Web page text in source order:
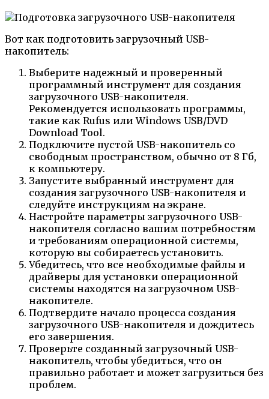
Вот как подготовить загрузочный USB-
накопитель:
Выберите надежный и проверенный
программный инструмент для создания
загрузочного USB-накопителя.
Рекомендуется использовать программы,
такие как Rufus или Windows USB/DVD
Download Tool.
Подключите пустой USB-накопитель со
свободным пространством, обычно от 8 Гб,
к компьютеру.
Запустите выбранный инструмент для
создания загрузочного USB-накопителя и
следуйте инструкциям на экране.
Настройте параметры загрузочного USB-
накопителя согласно вашим потребностям
и требованиям операционной системы,
которую вы собираетесь установить.
Убедитесь, что все необходимые файлы и
драйверы для установки операционной
системы находятся на загрузочном USB-
накопителе.
Подтвердите начало процесса создания
загрузочного USB-накопителя и дождитесь
его завершения.
Проверьте созданный загрузочный USB-
накопитель, чтобы убедиться, что он
правильно работает и может загрузиться без
проблем.